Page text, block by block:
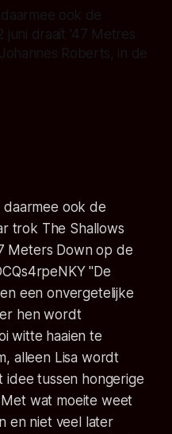
ook de
juni draait '47 Metres
Roberts, in de
daarmee ook de
trok The Shallows
Meters Downop de
"De
een onvergetelijke
hen wordt
witte haaien te
alleen Lisa wordt
idee tussen hongerige
wat moeite weet
en niet veel later